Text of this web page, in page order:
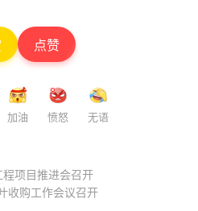
点赞
加油 愤怒 无语
项目推进会召开
收购工作会议召开